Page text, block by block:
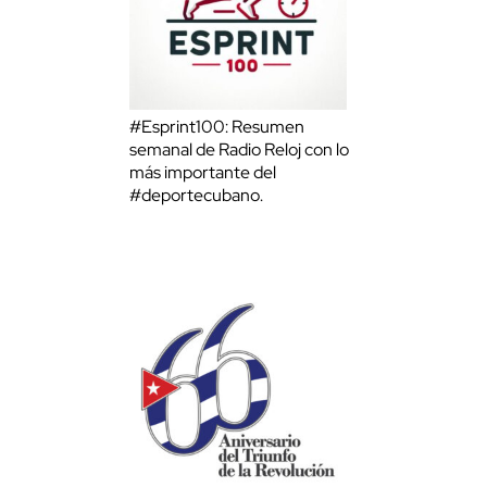
#Esprint100: Resumen
semanal de Radio Reloj con lo
más importante del
#deportecubano.